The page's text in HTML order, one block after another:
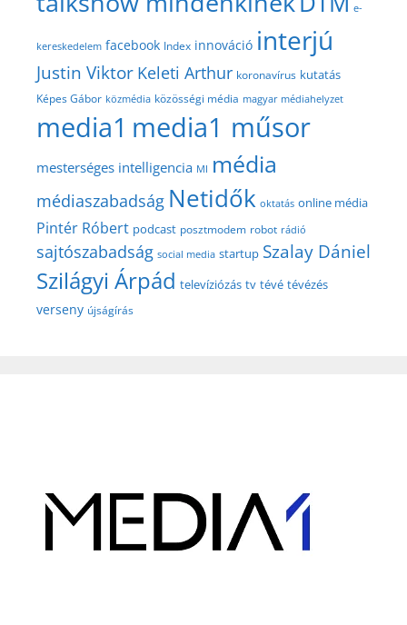
e-
kereskedelem facebook Index innováció interjú
Justin Viktor Keleti Arthur koronavírus kutatás
Képes Gábor közmédia közösségi média magyar médiahelyzet
media1 media1 műsor
mesterséges intelligencia MI média
médiaszabadság Netidők oktatás online média
Pintér Róbert podcast posztmodem robot rádió
sajtószabadság social media startup Szalay Dániel
Szilágyi Árpád televíziózás tv tévé tévézés
verseny újságírás